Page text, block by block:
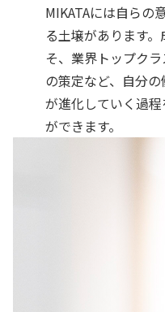
MIKATAには自らの
る土壌があります
そ、業界トップク
の策定など、自分
が進化していく過
ができます。